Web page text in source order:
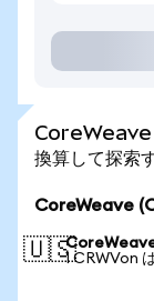
CoreWeave
換算して探索
CoreWeave
🇺🇸1 CRWVon